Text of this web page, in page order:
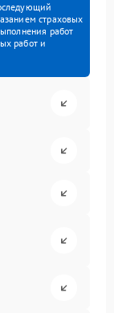
страховых
работ
работ и